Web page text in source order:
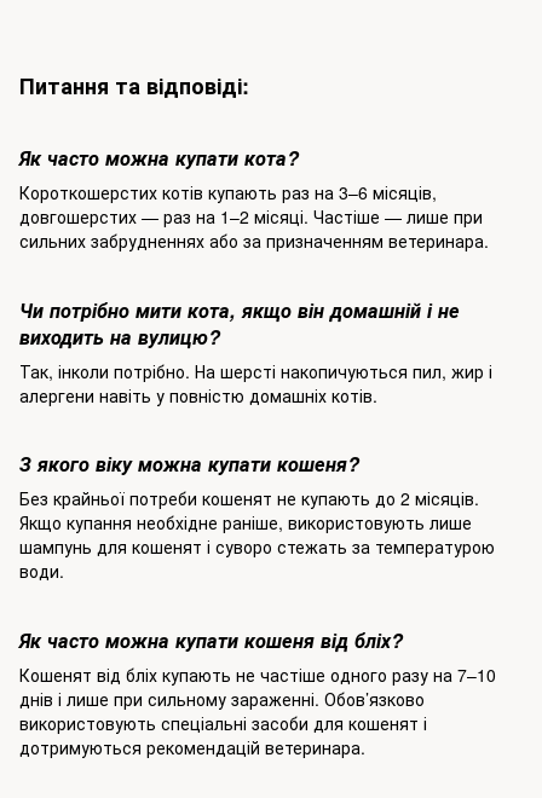
Питання та відповіді:
Як часто можна купати кота?
Короткошерстих котів купають раз на 3–6 місяців,
довгошерстих — раз на 1–2 місяці. Частіше — лише при
сильних забрудненнях або за призначенням ветеринара.
Чи потрібно мити кота, якщо він домашній і не
виходить на вулицю?
Так, інколи потрібно. На шерсті накопичуються пил, жир і
алергени навіть у повністю домашніх котів.
З якого віку можна купати кошеня?
Без крайньої потреби кошенят не купають до 2 місяців.
Якщо купання необхідне раніше, використовують лише
шампунь для кошенят і суворо стежать за температурою
води.
Як часто можна купати кошеня від бліх?
Кошенят від бліх купають не частіше одного разу на 7–10
днів і лише при сильному зараженні. Обов’язково
використовують спеціальні засоби для кошенят і
дотримуються рекомендацій ветеринара.